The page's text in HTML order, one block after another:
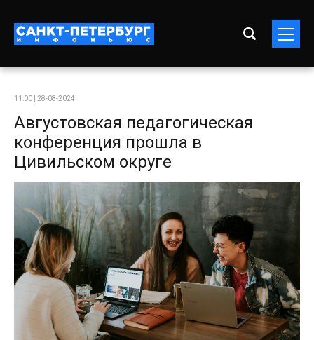
11:00 | 28-08-2024
Августовская педагогическая
конференция прошла в
Цивильском округе